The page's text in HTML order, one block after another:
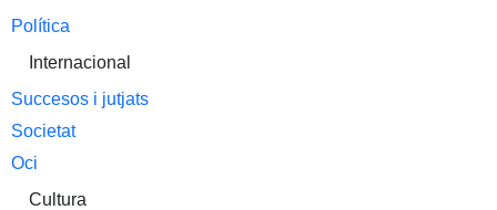
Política
Internacional
Succesos i jutjats
Societat
Oci
Cultura